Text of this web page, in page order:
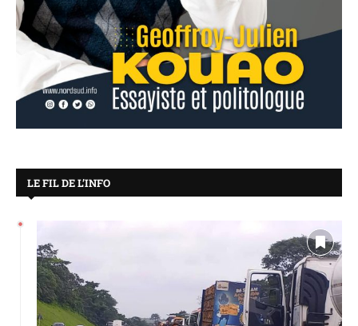
LE FIL DE L’INFO